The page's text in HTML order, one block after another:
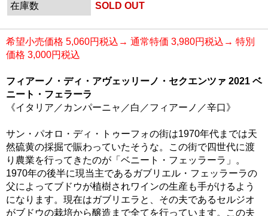
在庫数
SOLD OUT
希望小売価格 5,060円税込→ 通常特価 3,980円税込→ 特別
価格 3,000円税込
フィアーノ・ディ・アヴェッリーノ・セクエンツァ 2021 ベ
ニート・フェラーラ
《イタリア／カンパーニャ／白／フィアーノ／辛口》
サン・パオロ・ディ・トゥーフォの街は1970年代までは天
然硫黄の採掘で賑わっていたそうな。この街で四世代に渡
り農業を行ってきたのが「ベニート・フェッラーラ」。
1970年の後半に現当主であるガブリエル・フェッラーラの
父によってブドウが植樹されワインの生産も手がけるよう
になります。現在はガブリエラと、その夫であるセルジオ
がブドウの栽培から醸造まで全てを行っています。この夫